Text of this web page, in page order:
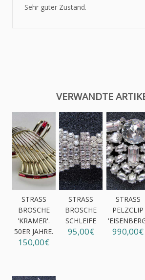
Sehr guter Zustand.
VERWANDTE
STRASS
BROSCHE
'KRAMER'.
50ER JAHRE.
150,00€
STRASS
BROSCHE
SCHLEIFE
95,00€
STRASS
PELZCLIP
990,00€